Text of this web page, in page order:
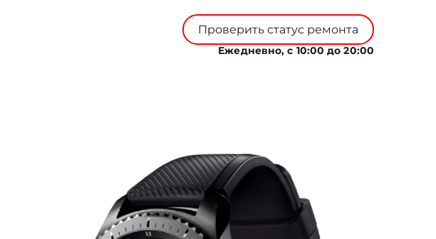
Проверить статус ремонта
Ежедневно, с 10:00 до 20:00